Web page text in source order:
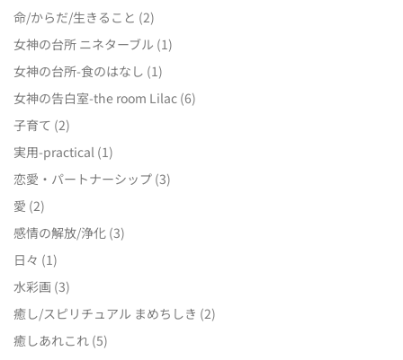
命/からだ/生きること (2)
女神の台所 ニネターブル (1)
女神の台所-食のはなし (1)
女神の告白室-the room Lilac (6)
子育て (2)
実用-practical (1)
恋愛・パートナーシップ (3)
愛 (2)
感情の解放/浄化 (3)
日々 (1)
水彩画 (3)
癒し/スピリチュアル まめちしき (2)
癒しあれこれ (5)